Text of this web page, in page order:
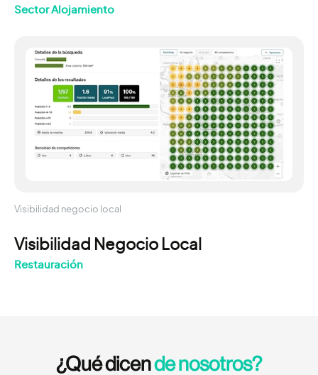
Sector Alojamiento
Visibilidad negocio local
Visibilidad Negocio Local
Restauración
¿Qué dicende nosotros?